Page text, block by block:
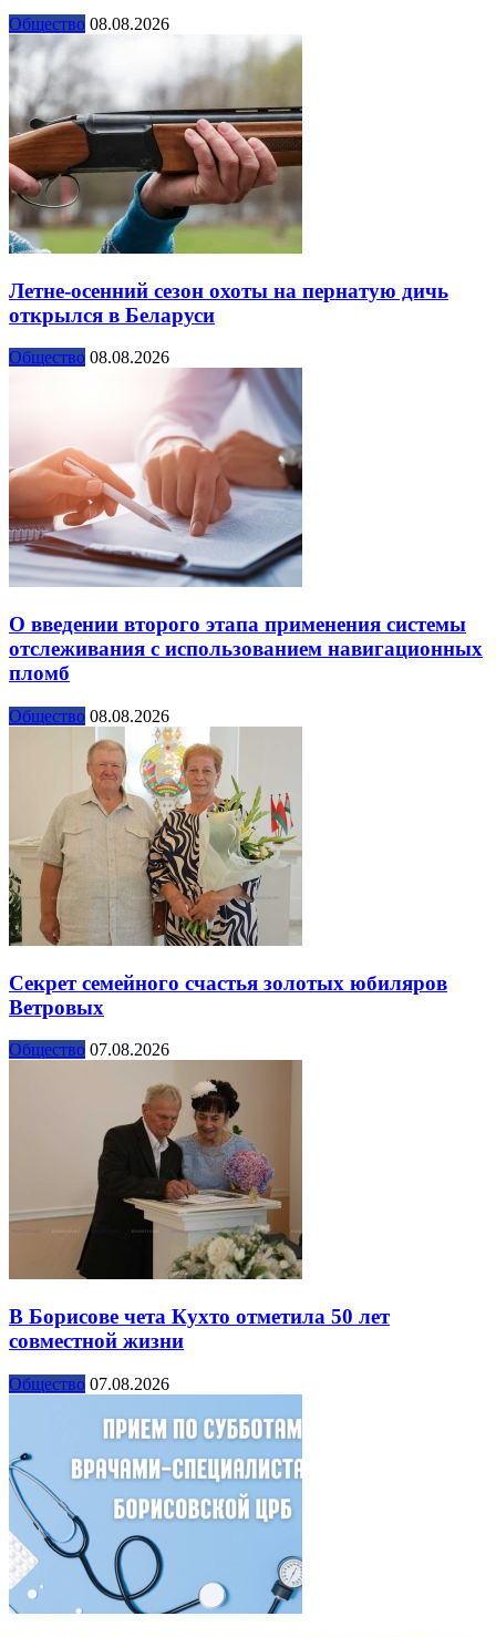
Общество 08.08.2026
Летне-осенний сезон охоты на пернатую дичь
открылся в Беларуси
Общество 08.08.2026
О введении второго этапа применения системы
отслеживания с использованием навигационных
пломб
Общество 08.08.2026
Секрет семейного счастья золотых юбиляров
Ветровых
Общество 07.08.2026
В Борисове чета Кухто отметила 50 лет
совместной жизни
Общество 07.08.2026